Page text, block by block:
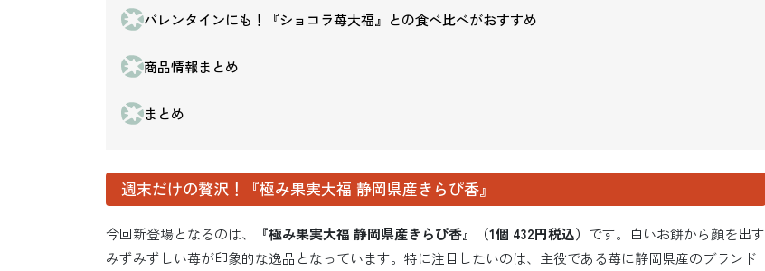
バレンタインにも！『ショコラ苺大福』との食べ比べがおすすめ
商品情報まとめ
まとめ
週末だけの贅沢！『極み果実大福 静岡県産きらぴ香』
今回新登場となるのは、 『極み果実大福 静岡県産きらぴ香』（1個 432円税込） です。白いお餅から顔を出す
みずみずしい苺が印象的な逸品となっています。特に注目したいのは、主役である苺に静岡県産のブランド